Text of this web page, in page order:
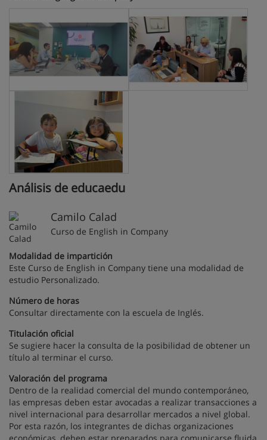
Análisis de educaedu
Camilo Calad
Curso de English in Company
Modalidad de impartición
Este Curso de English in Company tiene una modalidad de
estudio Personalizado.
Número de horas
Consultar directamente con la escuela de Inglés.
Titulación oficial
Se sugiere hacer la consulta de la posibilidad de obtener un
título al terminar el curso.
Valoración del programa
Dentro de la realidad comercial del mundo contemporáneo,
las empresas deben estar avocadas a realizar transacciones a
nivel internacional para desarrollar mercados a nivel global.
Por esta razón, los integrantes de dichas organizaciones
económicas, deben estar preparados para comunicarse fluida